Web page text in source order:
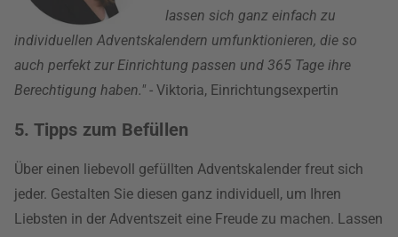
lassen sich ganz einfach zu
individuellen Adventskalendern umfunktionieren, die so
auch perfekt zur Einrichtung passen und 365 Tage ihre
Berechtigung haben." - Viktoria, Einrichtungsexpertin
5. Tipps zum Befüllen
Über einen liebevoll gefüllten Adventskalender freut sich
jeder. Gestalten Sie diesen ganz individuell, um Ihren
Liebsten in der Adventszeit eine Freude zu machen. Lassen